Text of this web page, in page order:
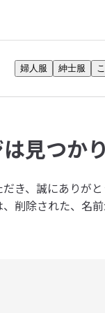
婦人服 紳士服
見つか
き、誠にありがと
削除された、名